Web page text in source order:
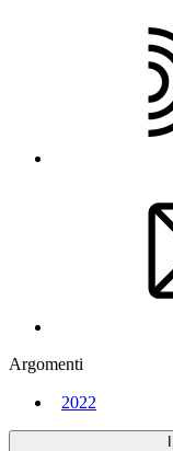
Argomenti
2022